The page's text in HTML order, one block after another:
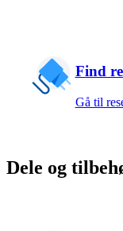
Find
Gå til
Dele og